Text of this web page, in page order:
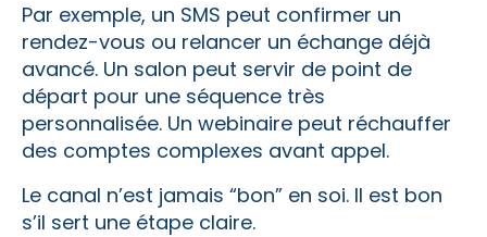
Par exemple, un SMS peut confirmer un
rendez-vous ou relancer un échange déjà
avancé. Un salon peut servir de point de
départ pour une séquence très
personnalisée. Un webinaire peut réchauffer
des comptes complexes avant appel.
Le canal n’est jamais “bon” en soi. Il est bon
s’il sert une étape claire.